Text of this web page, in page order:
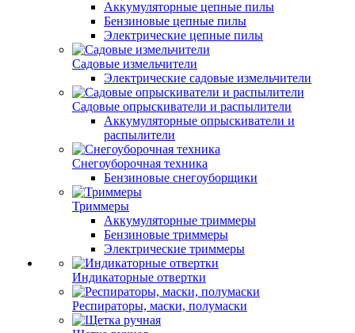
Аккумуляторные цепные пилы
Бензиновые цепные пилы
Электрические цепные пилы
Садовые измельчители
Электрические садовые измельчители
Садовые опрыскиватели и распылители
Аккумуляторные опрыскиватели и
распылители
Снегоуборочная техника
Бензиновые снегоуборщики
Триммеры
Аккумуляторные триммеры
Бензиновые триммеры
Электрические триммеры
Индикаторные отвертки
Респираторы, маски, полумаски